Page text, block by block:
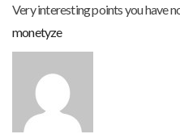
Very interesting points you have
monetyze